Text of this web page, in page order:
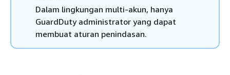
Dalam lingkungan multi-akun, hanya
GuardDuty administrator yang dapat
membuat aturan penindasan.